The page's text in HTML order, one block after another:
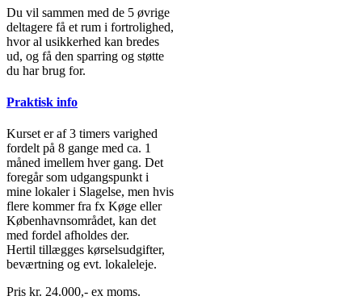
Du vil sammen med de 5 øvrige
deltagere få et rum i fortrolighed,
hvor al usikkerhed kan bredes
ud, og få den sparring og støtte
du har brug for.
Praktisk info
Kurset er af 3 timers varighed
fordelt på 8 gange med ca. 1
måned imellem hver gang. Det
foregår som udgangspunkt i
mine lokaler i Slagelse, men hvis
flere kommer fra fx Køge eller
Københavnsområdet, kan det
med fordel afholdes der.
Hertil tillægges kørselsudgifter,
beværtning og evt. lokaleleje.
Pris kr. 24.000,- ex moms.